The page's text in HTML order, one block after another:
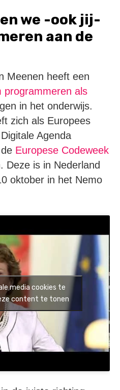
we -ook jij-
aan de
Meenen heeft een
programmeren als
in het onderwijs.
zich als Europees
Agenda
Europese Codeweek
Deze is in Nederland
oktober in het Nemo
media cookies te
content te tonen